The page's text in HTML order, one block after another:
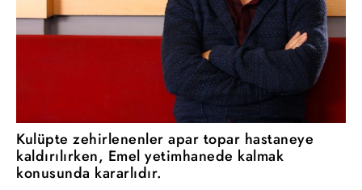
Kulüpte zehirlenenler apar topar hastaneye
kaldırılırken, Emel yetimhanede kalmak
konusunda kararlıdır.